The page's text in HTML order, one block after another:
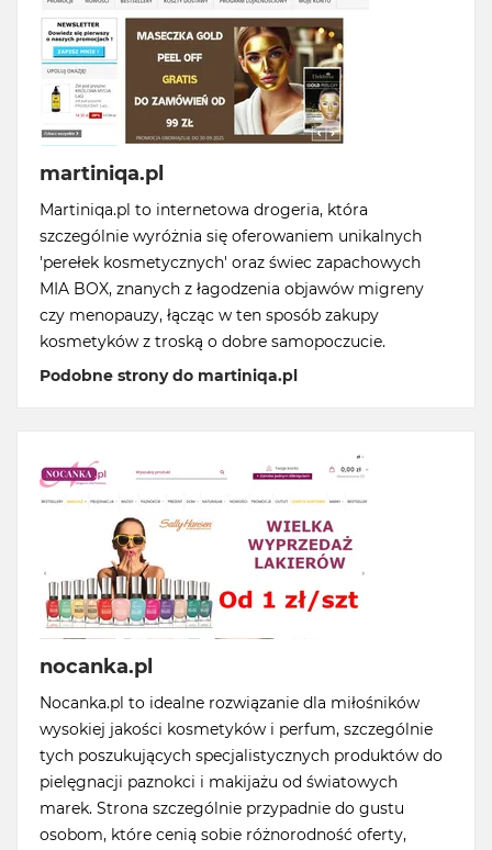
martiniqa.pl
Martiniqa.pl to internetowa drogeria, która
szczególnie wyróżnia się oferowaniem unikalnych
'perełek kosmetycznych' oraz świec zapachowych
MIA BOX, znanych z łagodzenia objawów migreny
czy menopauzy, łącząc w ten sposób zakupy
kosmetyków z troską o dobre samopoczucie.
Podobne strony do martiniqa.pl
nocanka.pl
Nocanka.pl to idealne rozwiązanie dla miłośników
wysokiej jakości kosmetyków i perfum, szczególnie
tych poszukujących specjalistycznych produktów do
pielęgnacji paznokci i makijażu od światowych
marek. Strona szczególnie przypadnie do gustu
osobom, które cenią sobie różnorodność oferty,